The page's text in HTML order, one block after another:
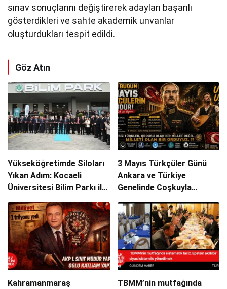
sınav sonuçlarını değiştirerek adayları başarılı
gösterdikleri ve sahte akademik unvanlar
oluşturdukları tespit edildi.
Göz Atın
Yükseköğretimde Siloları
Yıkan Adım: Kocaeli
Üniversitesi Bilim Parkı ile
Akademide Ezber Bozdu!
3 Mayıs Türkçüler Günü
Ankara ve Türkiye
Genelinde Coşkuyla
Kutlanacak!
Kahramanmaraş
TBMM’nin mutfağında